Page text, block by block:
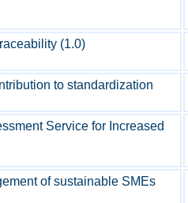
(1.0)
to standardization
Service for Increased
of sustainable SMEs